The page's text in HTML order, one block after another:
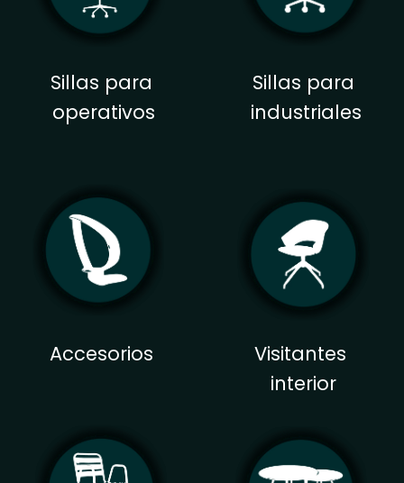
Sillas para
operativos
Sillas para
industriales
Accesorios
Visitantes
interior